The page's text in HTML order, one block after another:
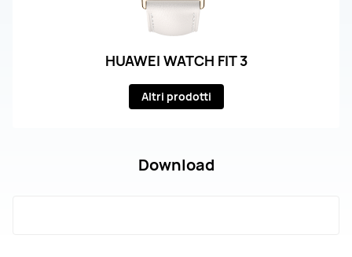
HUAWEI WATCH FIT 3
Altri prodotti
Download